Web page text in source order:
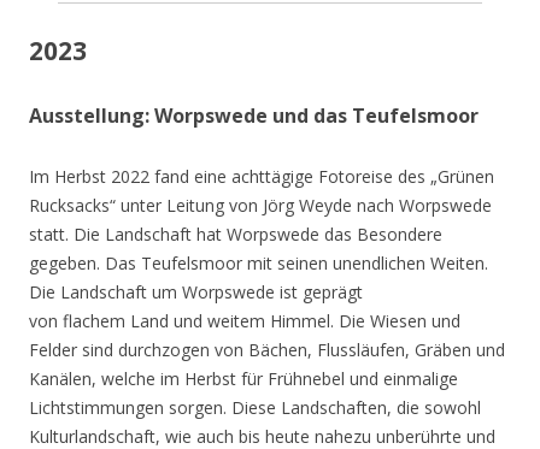
2023
Ausstellung: Worpswede und das Teufelsmoor
Im Herbst 2022 fand eine achttägige Fotoreise des „Grünen
Rucksacks“ unter Leitung von Jörg Weyde nach Worpswede
statt. Die Landschaft hat Worpswede das Besondere
gegeben. Das Teufelsmoor mit seinen unendlichen Weiten.
Die Landschaft um Worpswede ist geprägt
von flachem Land und weitem Himmel. Die Wiesen und
Felder sind durchzogen von Bächen, Flussläufen, Gräben und
Kanälen, welche im Herbst für Frühnebel und einmalige
Lichtstimmungen sorgen. Diese Landschaften, die sowohl
Kulturlandschaft, wie auch bis heute nahezu unberührte und